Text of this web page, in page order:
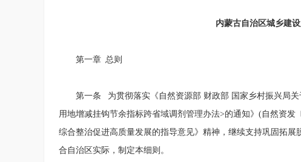
内蒙古自治区城乡建
第一章 总则
第一条 为贯彻落实《自然资源部 财政部 国家乡村振兴局
用地增减挂钩节余指标跨省域调剂管理办法>的通知》(自然资
综合整治促进高质量发展的指导意见》精神，继续支持巩固拓
合自治区实际，制定本细则。